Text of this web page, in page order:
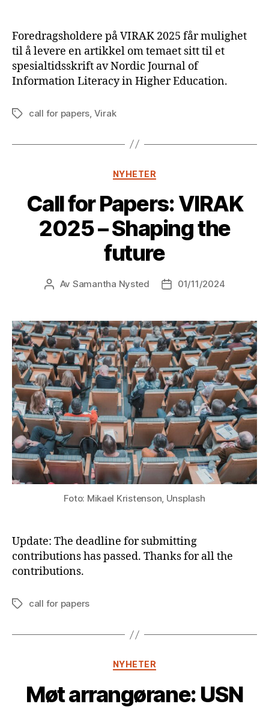
Foredragsholdere på VIRAK 2025 får mulighet
til å levere en artikkel om temaet sitt til et
spesialtidsskrift av Nordic Journal of
Information Literacy in Higher Education.
Stikkordcall for papers Virak
Kategorier
NYHETER
Call for Papers: VIRAK
2025 – Shaping the
future
Innleggsforfatter
Av Samantha Nysted Publiseringsdato
01/11/2024
Foto: Mikael Kristenson, Unsplash
Update: The deadline for submitting
contributions has passed. Thanks for all the
contributions.
Stikkordcall for papers
Kategorier
NYHETER
Møt arrangørane: USN